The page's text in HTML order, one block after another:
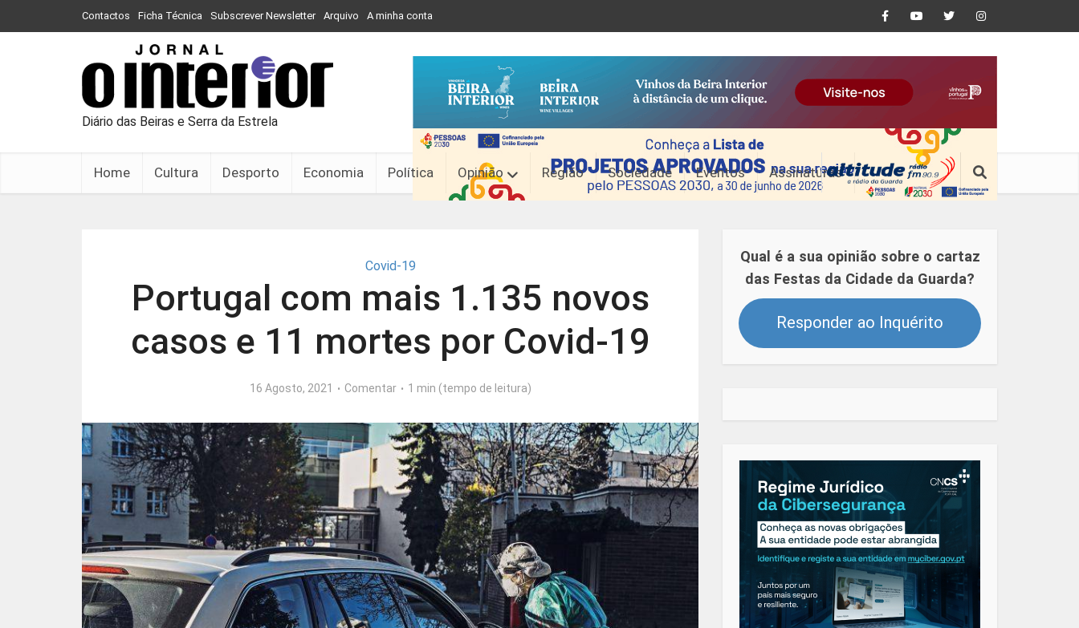
Contactos Ficha Técnica Subscrever Newsletter Arquivo A minha conta
Diário das Beiras e Serra da Estrela
Home Cultura Desporto Economia Política Opinião Região Sociedade Eventos Assinaturas
Covid-19
Portugal com mais 1.135 novos
casos e 11 mortes por Covid-19
16 Agosto, 2021 Comentar 1 min (tempo de leitura)
Qual é a sua opinião sobre o cartaz
das Festas da Cidade da Guarda?
Responder ao Inquérito